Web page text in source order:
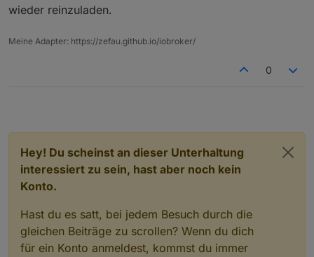
wieder reinzuladen.
Meine Adapter: https://zefau.github.io/iobroker/
0
Hey! Du scheinst an dieser Unterhaltung
interessiert zu sein, hast aber noch kein
Konto.
Hast du es satt, bei jedem Besuch durch die
gleichen Beiträge zu scrollen? Wenn du dich
für ein Konto anmeldest, kommst du immer